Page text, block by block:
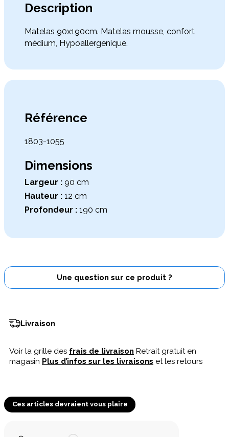
Description
Matelas 90x190cm. Matelas mousse, confort
médium, Hypoallergenique.
Référence
1803-1055
Dimensions
Largeur : 90 cm
Hauteur : 12 cm
Profondeur : 190 cm
Une question sur ce produit ?
Livraison
Voir la grille des frais de livraison Retrait gratuit en
magasin Plus d’infos sur les livraisons et les retours
Ces articles devraient vous plaire